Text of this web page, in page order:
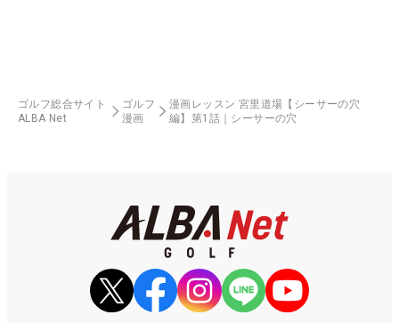
ゴルフ総合サイト
ALBA Net
ゴルフ
漫画
漫画レッスン 宮里道場【シーサーの穴
編】第1話｜シーサーの穴